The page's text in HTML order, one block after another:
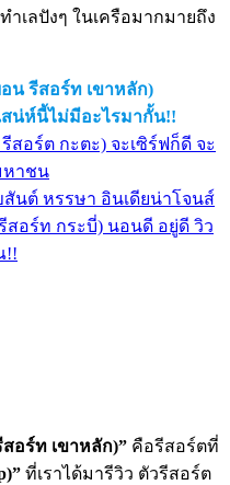
เลปังๆ ในเครือมากมายถึง
อน รีสอร์ท เขาหลัก)
น่ห์นี้ไม่มีอะไรมากั้น!!
รีสอร์ต กะตะ) จะเซิร์ฟก็ดี จะ
หาชน
ขสันต์ หรรษา อินเดียน่าโจนส์
รีสอร์ท กระบี่) นอนดี อยู่ดี วิว
!!
สอร์ท เขาหลัก)” คือรีสอร์ตที่
ที่เราได้มารีวิว ตัวรีสอร์ต